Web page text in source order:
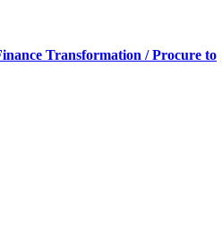
Transformation / Procure to